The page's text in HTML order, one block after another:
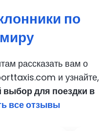
по
рассказать вам о
и узнайте,
для поездки в
все отзывы